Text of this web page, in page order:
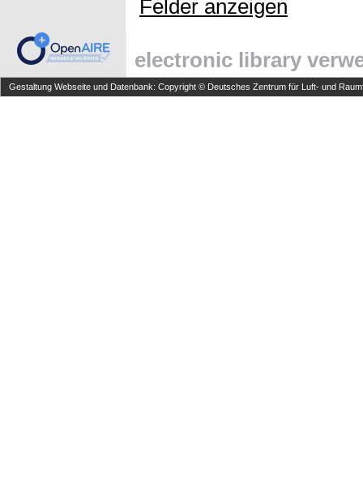
Felder anzeigen
electronic library
Gestaltung Webseite und Datenbank: Copyright © Deutsches Zentrum für Luft- und